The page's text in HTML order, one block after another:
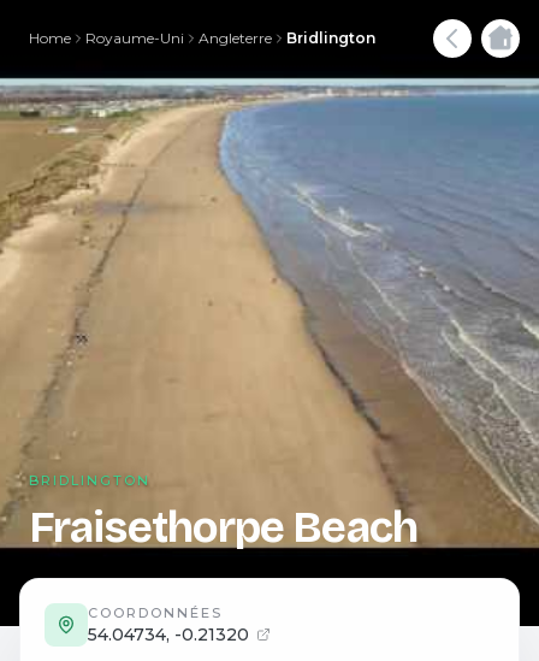
Home Royaume-Uni Angleterre Bridlington
BRIDLINGTON
Fraisethorpe Beach
COORDONNÉES
54.04734, -0.21320